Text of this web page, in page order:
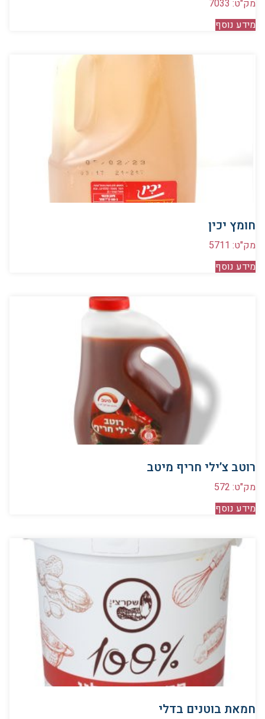
מק"ט: 7033
מידע נוסף
חומץ יכין
מק"ט: 5711
מידע נוסף
רוטב צ’ילי חריף מיטב
מק"ט: 572
מידע נוסף
חמאת בוטנים בדלי